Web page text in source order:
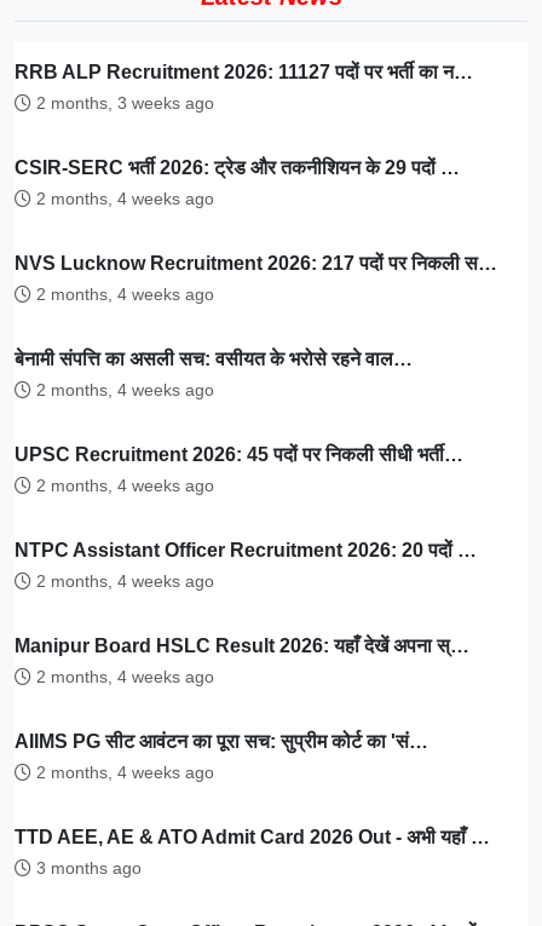
RRB ALP Recruitment 2026: 11127 पदों पर भर्ती का न…
2 months, 3 weeks ago
CSIR-SERC भर्ती 2026: ट्रेड और तकनीशियन के 29 पदों …
2 months, 4 weeks ago
NVS Lucknow Recruitment 2026: 217 पदों पर निकली स…
2 months, 4 weeks ago
बेनामी संपत्ति का असली सच: वसीयत के भरोसे रहने वाल…
2 months, 4 weeks ago
UPSC Recruitment 2026: 45 पदों पर निकली सीधी भर्ती…
2 months, 4 weeks ago
NTPC Assistant Officer Recruitment 2026: 20 पदों …
2 months, 4 weeks ago
Manipur Board HSLC Result 2026: यहाँ देखें अपना स्…
2 months, 4 weeks ago
AIIMS PG सीट आवंटन का पूरा सच: सुप्रीम कोर्ट का 'सं…
2 months, 4 weeks ago
TTD AEE, AE & ATO Admit Card 2026 Out - अभी यहाँ …
3 months ago